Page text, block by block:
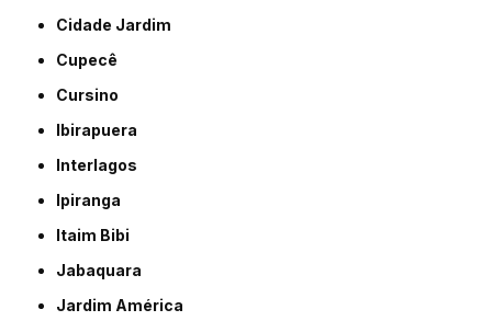
Cidade Jardim
Cupecê
Cursino
Ibirapuera
Interlagos
Ipiranga
Itaim Bibi
Jabaquara
Jardim América